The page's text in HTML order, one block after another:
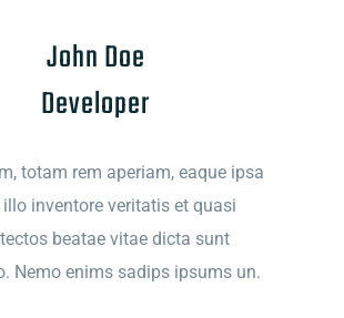
John Doe
Developer
totam rem aperiam, eaque ipsa
inventore veritatis et quasi
beatae vitae dicta sunt
Nemo enims sadips ipsums un.